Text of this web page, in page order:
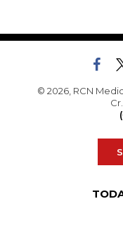
© 2026, RCN